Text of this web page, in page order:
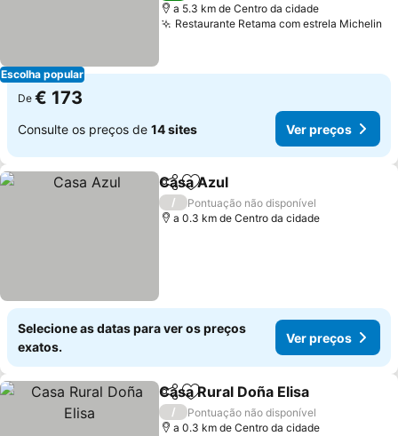
Escolha popular
a 5.3 km de Centro da cidade
Restaurante Retama com estrela Michelin
De € 173
Consulte os preços de 14 sites Ver preços
PartilharAdicionar aos favoritos
Casa Azul
/
Pontuação não disponível
a 0.3 km de Centro da cidade
Selecione as datas para ver os preços
exatos.
Ver preços
PartilharAdicionar aos favoritos
Casa Rural Doña Elisa
/
Pontuação não disponível
a 0.3 km de Centro da cidade